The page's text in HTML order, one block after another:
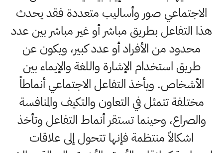
الاجتماعي صور وأساليب متعددة فقد يحدث
هذا التفاعل بطريق مباشر أو غير مباشر بين عدد
محدود من الأفراد أو عدد كبير، ويكون عن
طريق استخدام الإشارة واللغة والإيماء بين
الأشخاص. ويأخذ التفاعل الاجتماعي أنماطاً
مختلفة تتمثل في التعاون والتكيف والمنافسة
والصراع، وحينما تستقر أنماط التفاعل وتأخذ
اشكالاً منتظمة فإنها تتحول إلى علاقات